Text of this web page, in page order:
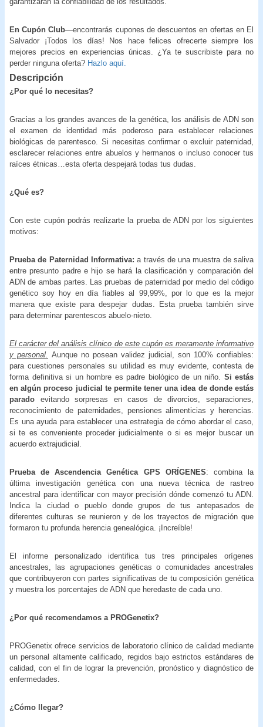
En Cupón Club—encontrarás cupones de descuentos en ofertas en El
Salvador ¡Todos los días! Nos hace felices ofrecerte siempre los
mejores precios en experiencias únicas. ¿Ya te suscribiste para no
perder ninguna oferta? Hazlo aquí.
Descripción
¿Por qué lo necesitas?
Gracias a los grandes avances de la genética, los análisis de ADN son
el examen de identidad más poderoso para establecer relaciones
biológicas de parentesco. Si necesitas confirmar o excluir paternidad,
esclarecer relaciones entre abuelos y hermanos o incluso conocer tus
raíces étnicas…esta oferta despejará todas tus dudas.
¿Qué es?
Con este cupón podrás realizarte la prueba de ADN por los siguientes
motivos:
Prueba de Paternidad Informativa: a través de una muestra de saliva
entre presunto padre e hijo se hará la clasificación y comparación del
ADN de ambas partes. Las pruebas de paternidad por medio del código
genético soy hoy en día fiables al 99,99%, por lo que es la mejor
manera que existe para despejar dudas. Esta prueba también sirve
para determinar parentescos abuelo-nieto.
El carácter del análisis clínico de este cupón es meramente informativo
y personal.
Aunque no posean validez judicial, son 100% confiables:
para cuestiones personales su utilidad es muy evidente, contesta de
forma definitiva si un hombre es padre biológico de un niño. Si estás
en algún proceso judicial te permite tener una idea de donde estás
parado evitando sorpresas en casos de divorcios, separaciones,
reconocimiento de paternidades, pensiones alimenticias y herencias.
Es una ayuda para establecer una estrategia de cómo abordar el caso,
si te es conveniente proceder judicialmente o si es mejor buscar un
acuerdo extrajudicial.
Prueba de Ascendencia Genética GPS ORÍGENES: combina la
última investigación genética con una nueva técnica de rastreo
ancestral para identificar con mayor precisión dónde comenzó tu ADN.
Indica la ciudad o pueblo donde grupos de tus antepasados de
diferentes culturas se reunieron y de los trayectos de migración que
formaron tu profunda herencia genealógica. ¡Increíble!
El informe personalizado identifica tus tres principales orígenes
ancestrales, las agrupaciones genéticas o comunidades ancestrales
que contribuyeron con partes significativas de tu composición genética
y muestra los porcentajes de ADN que heredaste de cada uno.
¿Por qué recomendamos a PROGenetix?
PROGenetix ofrece servicios de laboratorio clínico de calidad mediante
un personal altamente calificado, regidos bajo estrictos estándares de
calidad, con el fin de lograr la prevención, pronóstico y diagnóstico de
enfermedades.
¿Cómo llegar?